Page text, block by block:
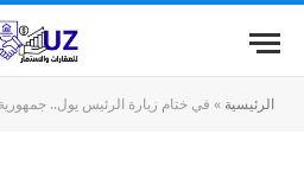
الرئيسية » في ختام زيارة الرئيس يول.. جمهورية كوريا تشيد